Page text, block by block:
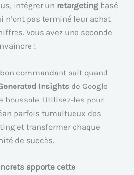
intégrer un retargeting basé
n’ont pas terminé leur achat
Vous avez une seconde
!
commandant sait quand
Insights de Google
boussole. Utilisez-les pour
parfois tumultueux des
et transformer chaque
de succès.
apporte cette